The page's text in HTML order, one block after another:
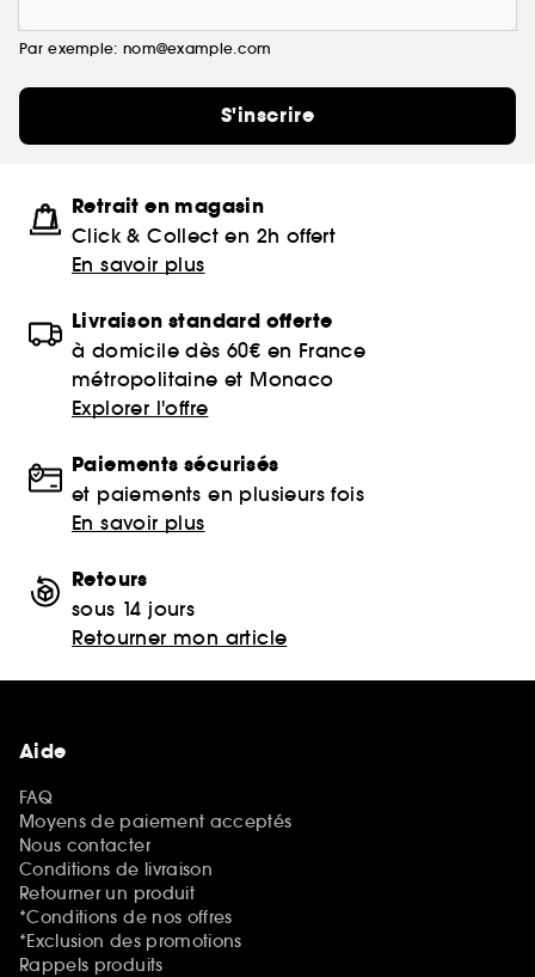
Par exemple: nom@example.com
S'inscrire
Retrait en magasin
Click & Collect en 2h offert
En savoir plus
Livraison standard offerte
à domicile dès 60€ en France
métropolitaine et Monaco
Explorer l'offre
Paiements sécurisés
et paiements en plusieurs fois
En savoir plus
Retours
sous 14 jours
Retourner mon article
Aide
FAQ
Moyens de paiement acceptés
Nous contacter
Conditions de livraison
Retourner un produit
*Conditions de nos offres
*Exclusion des promotions
Rappels produits